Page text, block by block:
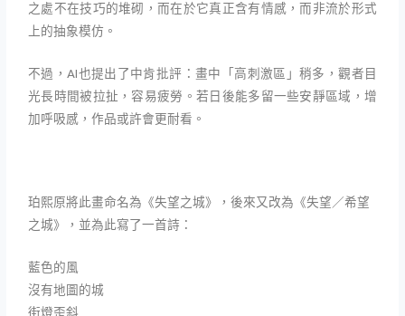
之處不在技巧的堆砌，而在於它真正含有情感，而非流於形式
上的抽象模仿。
不過，AI也提出了中肯批評：畫中「高刺激區」稍多，觀者目
光長時間被拉扯，容易疲勞。若日後能多留一些安靜區域，增
加呼吸感，作品或許會更耐看。
珀熙原將此畫命名為《失望之城》，後來又改為《失望／希望
之城》，並為此寫了一首詩：
藍色的風
沒有地圖的城
街燈歪斜